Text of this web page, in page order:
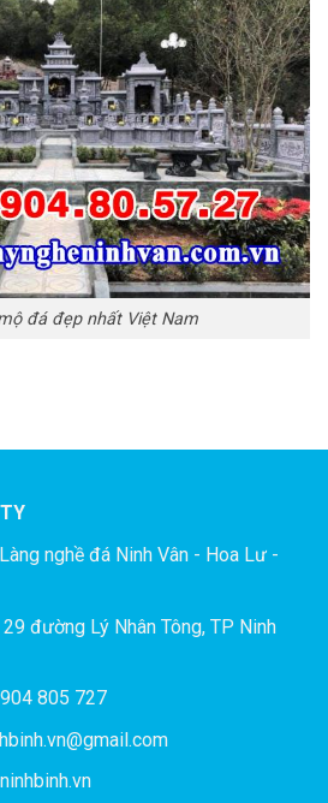
đá đẹp nhất Việt Nam
Làng nghề đá Ninh Vân - Hoa Lư -
đường Lý Nhân Tông, TP Ninh
805 727